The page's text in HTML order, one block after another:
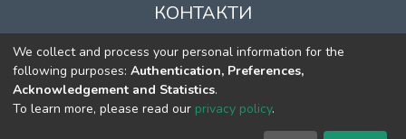
КОНТАКТИ
м. Київ, вул. Григорія Сковороди, 2
к. 1, к. 120
тел. (044) 463-69-31
ekmair@ukma.edu.ua
We collect and process your personal information for the
following purposes: Authentication, Preferences,
Acknowledgement and Statistics.
To learn more, please read our privacy policy.